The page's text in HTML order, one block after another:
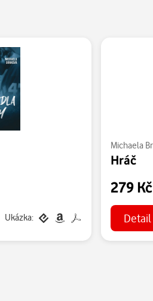
Ukázka:
Michaela
Hráč
279
Detail